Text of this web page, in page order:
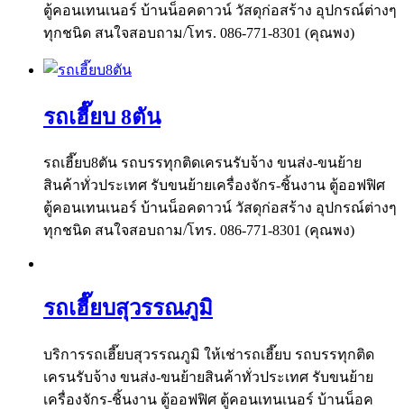
ตู้คอนเทนเนอร์ บ้านน็อคดาวน์ วัสดุก่อสร้าง อุปกรณ์ต่างๆ
ทุกชนิด สนใจสอบถาม/โทร. 086-771-8301 (คุณพง)
รถเฮี๊ยบ 8ตัน
รถเฮี๊ยบ8ตัน รถบรรทุกติดเครนรับจ้าง ขนส่ง-ขนย้าย
สินค้าทั่วประเทศ รับขนย้ายเครื่องจักร-ชิ้นงาน ตู้ออฟฟิศ
ตู้คอนเทนเนอร์ บ้านน็อคดาวน์ วัสดุก่อสร้าง อุปกรณ์ต่างๆ
ทุกชนิด สนใจสอบถาม/โทร. 086-771-8301 (คุณพง)
รถเฮี๊ยบสุวรรณภูมิ
บริการรถเฮี๊ยบสุวรรณภูมิ ให้เช่ารถเฮี๊ยบ รถบรรทุกติด
เครนรับจ้าง ขนส่ง-ขนย้ายสินค้าทั่วประเทศ รับขนย้าย
เครื่องจักร-ชิ้นงาน ตู้ออฟฟิศ ตู้คอนเทนเนอร์ บ้านน็อค